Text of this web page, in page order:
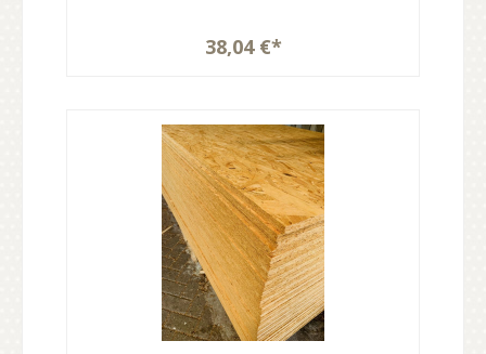
38,04 €*